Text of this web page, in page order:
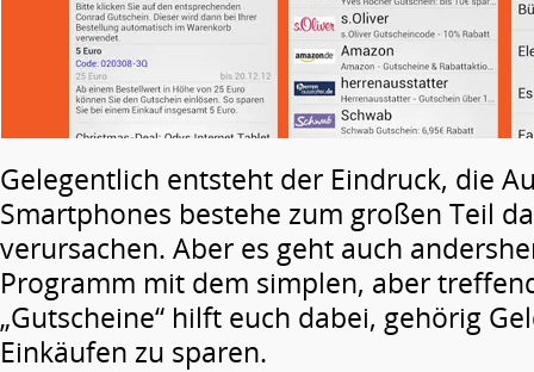
Gelegentlich entsteht der Eindruck, die
Smartphones bestehe zum großen Teil
verursachen. Aber es geht auch
Programm mit dem simplen, aber
„Gutscheine“ hilft euch dabei, gehörig
Einkäufen zu sparen.